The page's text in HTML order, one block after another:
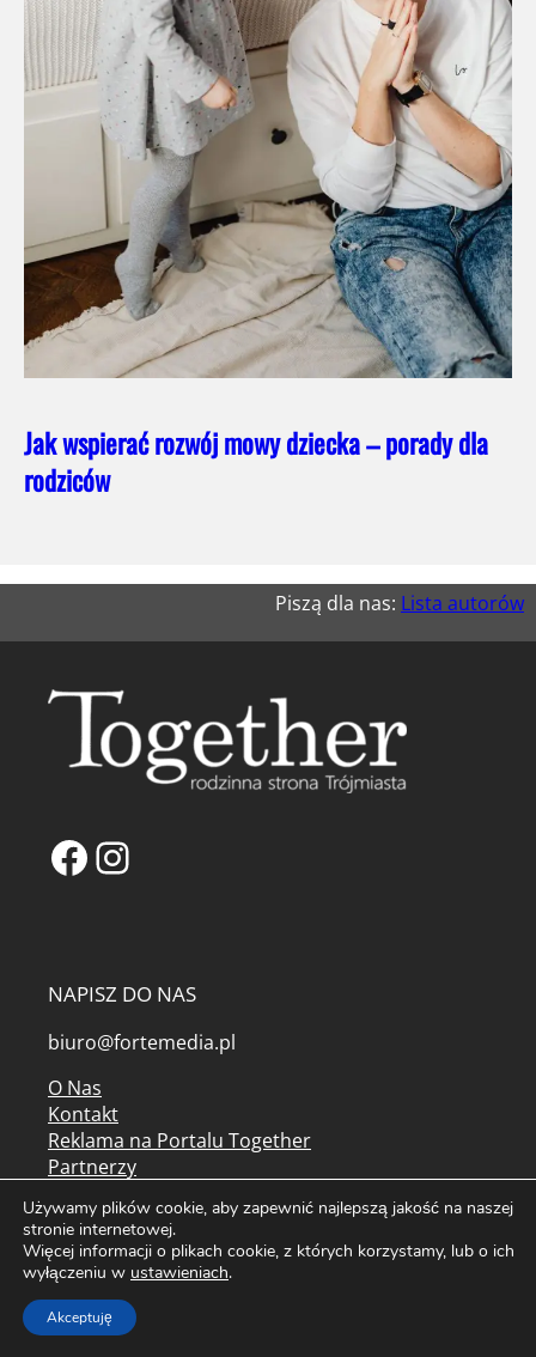
Jak wspierać rozwój mowy dziecka – porady dla
rodziców
Piszą dla nas: Lista autorów
Facebook
Instagram
NAPISZ DO NAS
biuro@fortemedia.pl
O Nas
Kontakt
Reklama na Portalu Together
Partnerzy
Tagi
Mapa serwisu
Kolorowanki do druku
Archiwum czasopism
Regulamin serwisu
Używamy plików cookie, aby zapewnić najlepszą jakość na naszej
stronie internetowej.
Więcej informacji o plikach cookie, z których korzystamy, lub o ich
wyłączeniu w ustawieniach.
Akceptuję